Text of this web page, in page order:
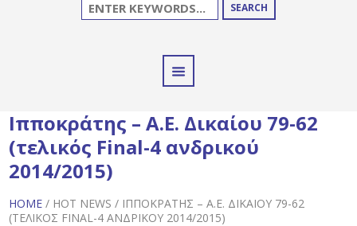
SEARCH
Ιπποκράτης – Α.Ε. Δικαίου 79-62
(τελικός Final-4 ανδρικού
2014/2015)
HOME / HOT NEWS / ΙΠΠΟΚΡΆΤΗΣ – Α.Ε. ΔΙΚΑΊΟΥ 79-62
(ΤΕΛΙΚΌΣ FINAL-4 ΑΝΔΡΙΚΟΎ 2014/2015)